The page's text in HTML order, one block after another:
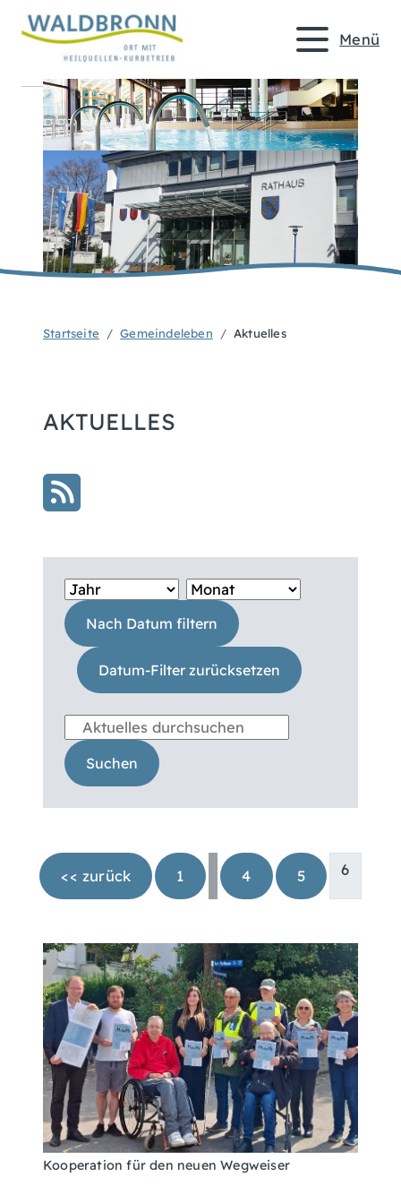
Menü
Startseite Gemeindeleben Aktuelles
AKTUELLES
Nach Datum filtern
Datum-Filter zurücksetzen
<< zurück 1 4 5 6
Kooperation für den neuen Wegweiser